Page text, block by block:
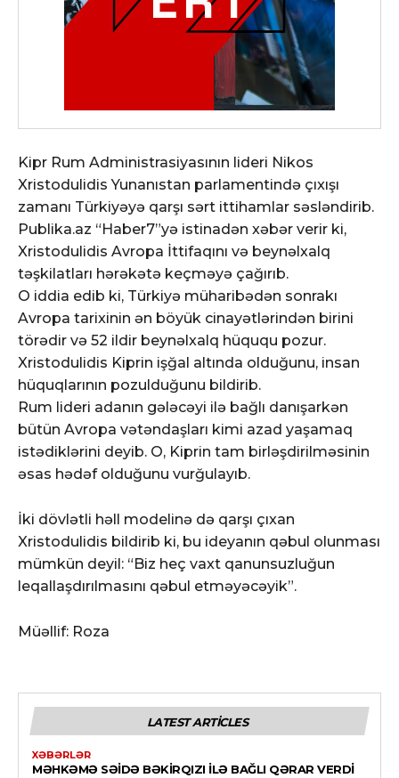
Kipr Rum Administrasiyasının lideri Nikos
Xristodulidis Yunanıstan parlamentində çıxışı
zamanı Türkiyəyə qarşı sərt ittihamlar səsləndirib.
Publika.az “Haber7”yə istinadən xəbər verir ki,
Xristodulidis Avropa İttifaqını və beynəlxalq
təşkilatları hərəkətə keçməyə çağırıb.
O iddia edib ki, Türkiyə müharibədən sonrakı
Avropa tarixinin ən böyük cinayətlərindən birini
törədir və 52 ildir beynəlxalq hüququ pozur.
Xristodulidis Kiprin işğal altında olduğunu, insan
hüquqlarının pozulduğunu bildirib.
Rum lideri adanın gələcəyi ilə bağlı danışarkən
bütün Avropa vətəndaşları kimi azad yaşamaq
istədiklərini deyib. O, Kiprin tam birləşdirilməsinin
əsas hədəf olduğunu vurğulayıb.
İki dövlətli həll modelinə də qarşı çıxan
Xristodulidis bildirib ki, bu ideyanın qəbul olunması
mümkün deyil: “Biz heç vaxt qanunsuzluğun
leqallaşdırılmasını qəbul etməyəcəyik”.
Müəllif: Roza
LATEST ARTICLES
XƏBƏRLƏR
MƏHKƏMƏ SƏIDƏ BƏKIRQIZI ILƏ BAĞLI QƏRAR VERDI